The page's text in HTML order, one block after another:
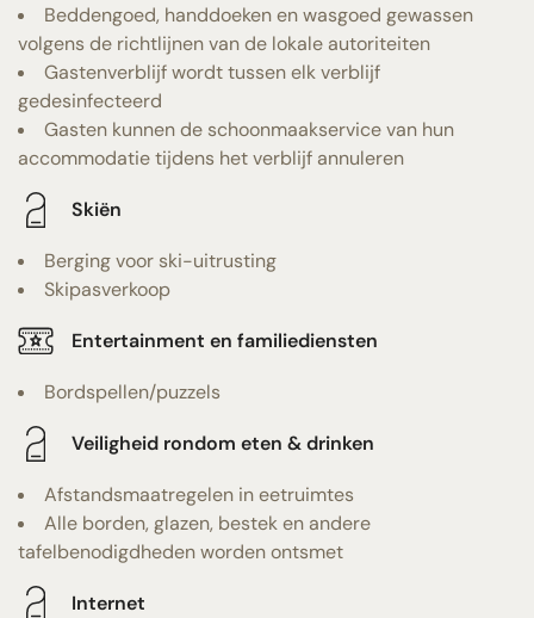
Beddengoed, handdoeken en wasgoed gewassen
volgens de richtlijnen van de lokale autoriteiten
Gastenverblijf wordt tussen elk verblijf
gedesinfecteerd
Gasten kunnen de schoonmaakservice van hun
accommodatie tijdens het verblijf annuleren
Skiën
Berging voor ski-uitrusting
Skipasverkoop
Entertainment en familiediensten
Bordspellen/puzzels
Veiligheid rondom eten & drinken
Afstandsmaatregelen in eetruimtes
Alle borden, glazen, bestek en andere
tafelbenodigdheden worden ontsmet
Internet